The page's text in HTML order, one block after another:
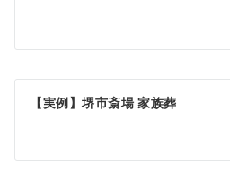
ナ
ビ
シ
【実例】堺市斎場 家族葬